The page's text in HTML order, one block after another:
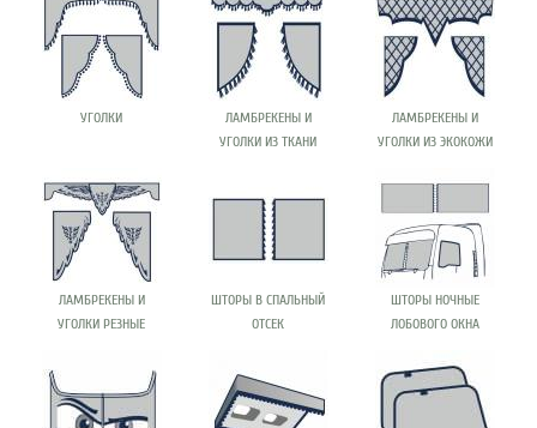
УГОЛКИ
ЛАМБРЕКЕНЫ И
УГОЛКИ ИЗ ТКАНИ
ЛАМБРЕКЕНЫ И
УГОЛКИ ИЗ ЭКОКОЖИ
ЛАМБРЕКЕНЫ И
УГОЛКИ РЕЗНЫЕ
ШТОРЫ В СПАЛЬНЫЙ
ОТСЕК
ШТОРЫ НОЧНЫЕ
ЛОБОВОГО ОКНА